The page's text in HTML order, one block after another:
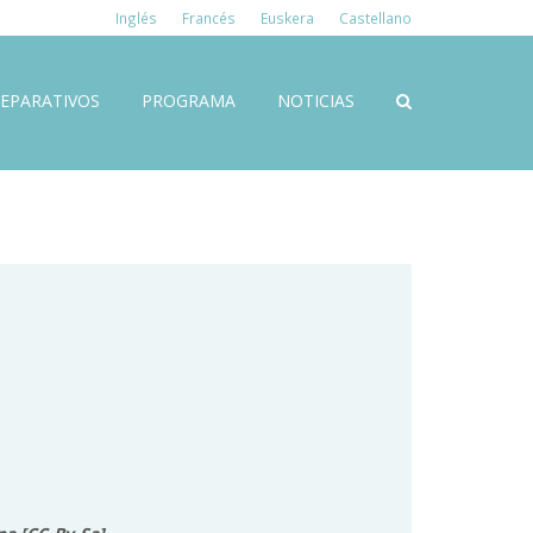
Inglés Francés Euskera Castellano
PROGRAMA NOTICIAS